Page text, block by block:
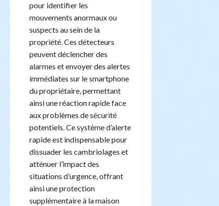
pour identifier les
mouvements anormaux ou
suspects au sein de la
propriété. Ces détecteurs
peuvent déclencher des
alarmes et envoyer des alertes
immédiates sur le smartphone
du propriétaire, permettant
ainsi une réaction rapide face
aux problèmes de sécurité
potentiels. Ce système d’alerte
rapide est indispensable pour
dissuader les cambriolages et
atténuer l’impact des
situations d’urgence, offrant
ainsi une protection
supplémentaire à la maison